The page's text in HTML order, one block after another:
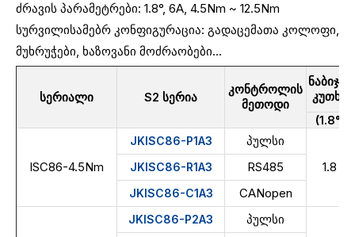
ძრავის პარამეტრები: 1.8°, 6A, 4.5Nm ~ 12.5Nm
სურვილისამებრ კონფიგურაცია: გადაცემათა კოლოფი,
მუხრუჭები, ხაზოვანი მოძრაობები...
სერიალი S2 სერია
კონტროლის
მეთოდი
ნაბიჯის
კუთხე
(1.8°)
ISC86-4.5Nm
JKISC86-P1A3
პულსი
1.8
JKISC86-R1A3 RS485
JKISC86-C1A3 CANopen
JKISC86-P2A3
პულსი